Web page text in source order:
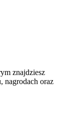
znajdziesz
nagrodach oraz